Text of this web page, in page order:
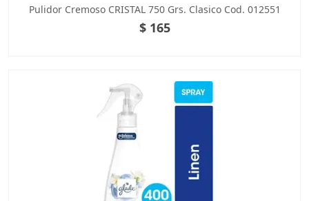
Pulidor Cremoso CRISTAL 750 Grs. Clasico Cod. 012551
$ 165